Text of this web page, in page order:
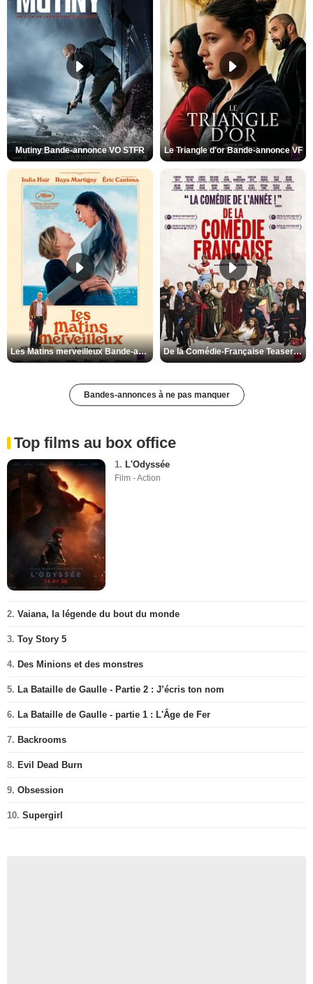
Mutiny Bande-annonce VO STFR Le Triangle d'or Bande-annonce VF
Les Matins merveilleux Bande-annonce VF De la Comédie-Française Teaser VF
Bandes-annonces à ne pas manquer
Top films au box office
1. L'Odyssée
Film - Action
2. Vaiana, la légende du bout du monde
3. Toy Story 5
4. Des Minions et des monstres
5. La Bataille de Gaulle - Partie 2 : J’écris ton nom
6. La Bataille de Gaulle - partie 1 : L'Âge de Fer
7. Backrooms
8. Evil Dead Burn
9. Obsession
10. Supergirl